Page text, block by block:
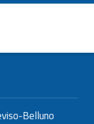
del Veneto
Belluno